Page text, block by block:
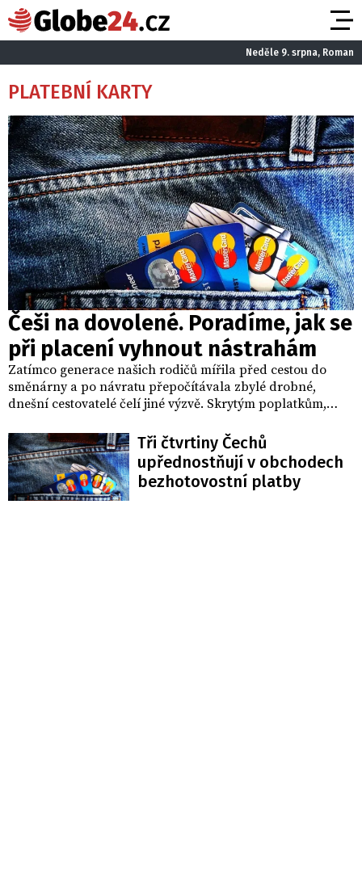
Neděle 9. srpna, Roman
PLATEBNÍ KARTY
Češi na dovolené. Poradíme, jak se
při placení vyhnout nástrahám
Zatímco generace našich rodičů mířila před cestou do
směnárny a po návratu přepočítávala zbylé drobné,
dnešní cestovatelé čelí jiné výzvě. Skrytým poplatkům,
terminálům či bankomatům. V digitálním věku už zdaleka
nejde jen o to, kde směnit peníze, ale hlavně jakým
způsobem platit, aby dovolená nebyla zbytečně drahá.
Tři čtvrtiny Čechů
upřednostňují v obchodech
bezhotovostní platby